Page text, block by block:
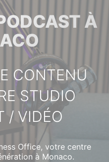
À
CONTENU
STUDIO
/ VIDÉO
Office, votre centre
à Monaco.